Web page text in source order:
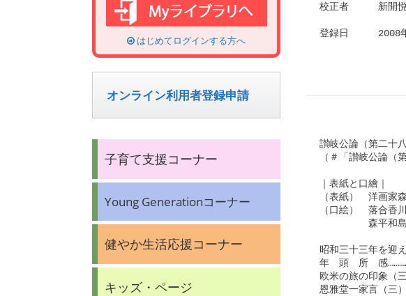
校正者　　　新開
登録日　　　2008
讃岐公論（第二十
（＃「讃岐公論（
｜表紙と口繪｜
（表紙）　洋画家
（口絵）　落合香
森平和島温泉
昭和三十三年を迎
年　頭　所　感
欧米の旅の印象（
恩雅堂一家言（三
はじめてログインする方へ
オンライン利用者登録申請
子育て支援コーナー
Young Generationコーナー
健やか生活応援コーナー
キッズ・ページ